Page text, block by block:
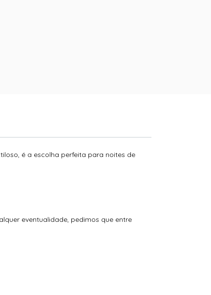
é a escolha perfeita para noites de
eventualidade, pedimos que entre